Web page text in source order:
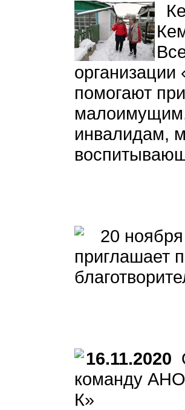
помогают
инвалидам,
20
приглашает
16.11.2020
команду
К»